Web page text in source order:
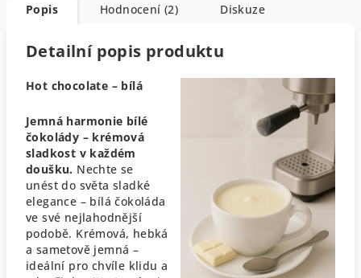
Popis Hodnocení (2) Diskuze
Detailní popis produktu
Hot chocolate – bílá
Jemná harmonie bílé
čokolády – krémová
sladkost v každém
doušku. Nechte se
unést do světa sladké
elegance – bílá čokoláda
ve své nejlahodnější
podobě. Krémová, hebká
a sametově jemná –
ideální pro chvíle klidu a